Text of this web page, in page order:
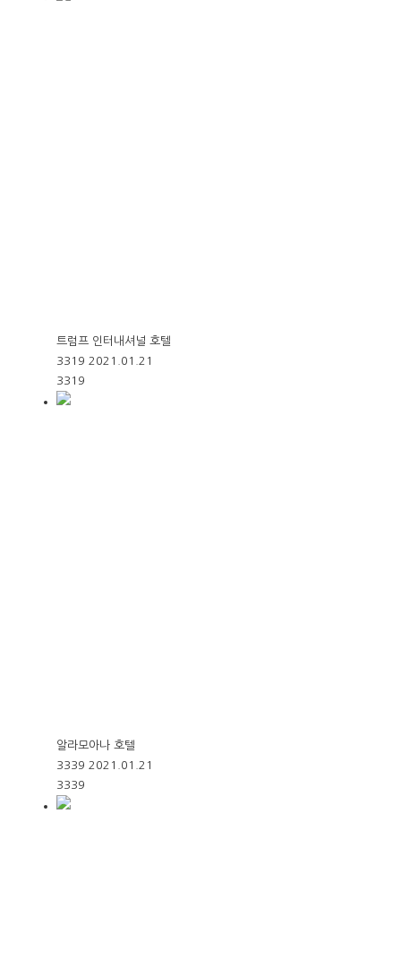
트럼프 인터내셔널 호텔
3319 2021.01.21
3319
알라모아나 호텔
3339 2021.01.21
3339